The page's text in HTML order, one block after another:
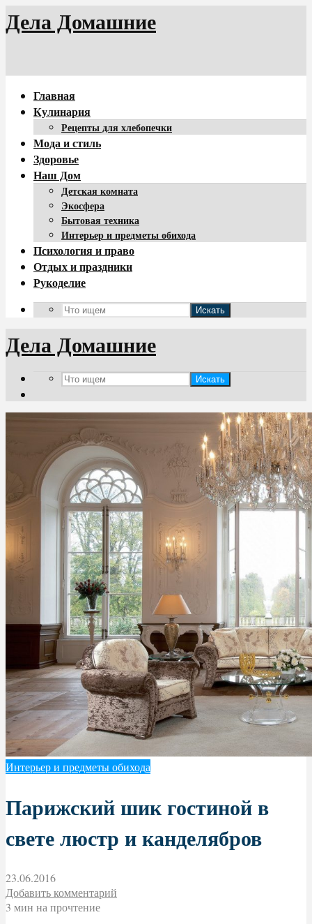
Дела Домашние
Главная
Кулинария
Рецепты для хлебопечки
Мода и стиль
Здоровье
Наш Дом
Детская комната
Экосфера
Бытовая техника
Интерьер и предметы обихода
Психология и право
Отдых и праздники
Рукоделие
Искать
Дела Домашние
Искать
Интерьер и предметы обихода
Парижский шик гостиной в
свете люстр и канделябров
23.06.2016
Добавить комментарий
3 мин на прочтение